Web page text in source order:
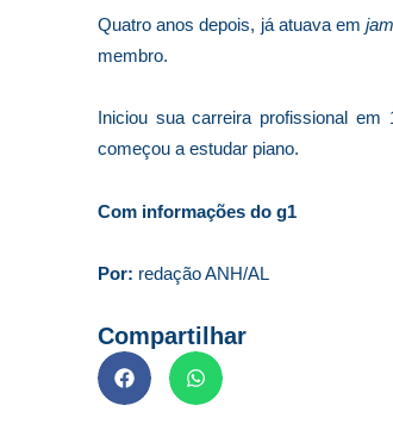
Quatro anos depois, já atuava em
membro.
Iniciou sua carreira profissional em
começou a estudar piano.
Com informações do g1
Por: redação ANH/AL
Compartilhar